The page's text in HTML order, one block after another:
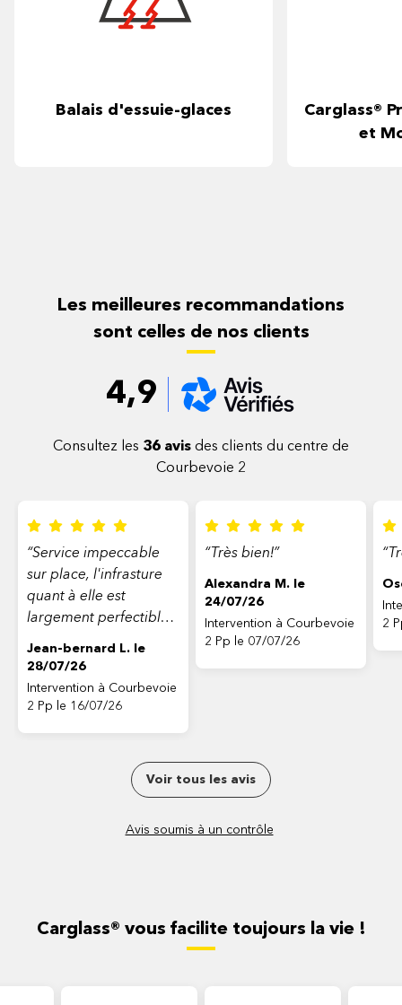
Balais d'essuie-glaces
Carglass®
et
Les meilleures recommandations
sont celles de nos clients
4,9
Consultez les 36 avis des clients du centre de
Courbevoie 2
“Service impeccable
sur place, l'infrasture
quant à elle est
largement perfectible
par la queue des
voitures prenant de
l'essence)”
Jean-bernard L. le
28/07/26
Intervention à Courbevoie
2 Pp le 16/07/26
“Très bien!”
Alexandra M. le
24/07/26
Intervention à Courbevoie
2 Pp le 07/07/26
2
Voir tous les avis
Avis soumis à un contrôle
Carglass® vous facilite toujours la vie !